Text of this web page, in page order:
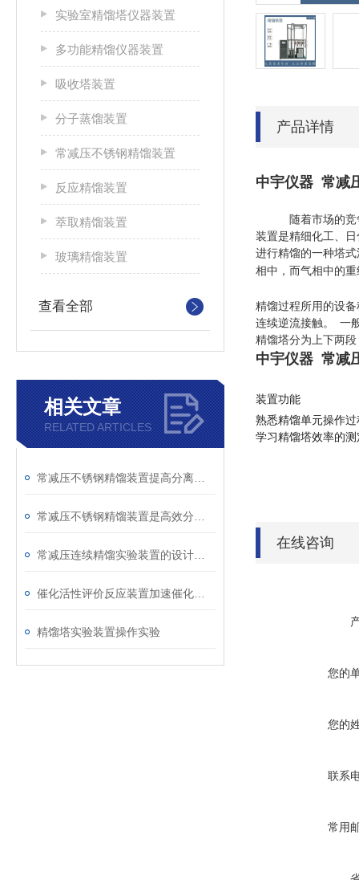
实验室精馏塔仪器装置
多功能精馏仪器装置
吸收塔装置
分子蒸馏装置
常减压不锈钢精馏装置
反应精馏装置
萃取精馏装置
玻璃精馏装置
查看全部
相关文章
RELATED ARTICLES
精馏塔实验装置操作实验
产品详情
中宇仪器 常减
随着市场的
装置是精细化工、
进行精馏的一种塔
相中，而气相中的重
精馏过程所用的设
连续逆流接触。 一
精馏塔分为上下两
中宇仪器 常减
装置功能
熟悉精馏单元操作
学习精馏塔效率的
在线咨询
您的
您的
联系
常用